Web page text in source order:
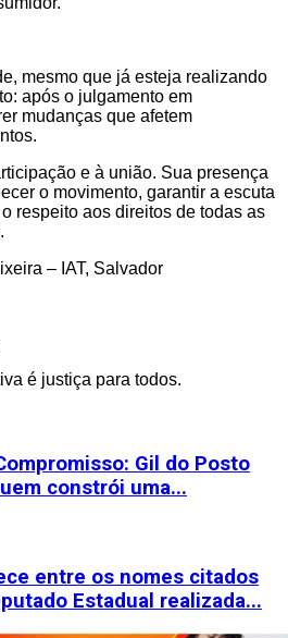
mesmo que já esteja realizando
após o julgamento em
mudanças que afetem
e à união. Sua presença
o movimento, garantir a escuta
respeito aos direitos de todas as
– IAT, Salvador
é justiça para todos.
Gil do Posto
constrói uma...
entre os nomes citados
Estadual realizada...